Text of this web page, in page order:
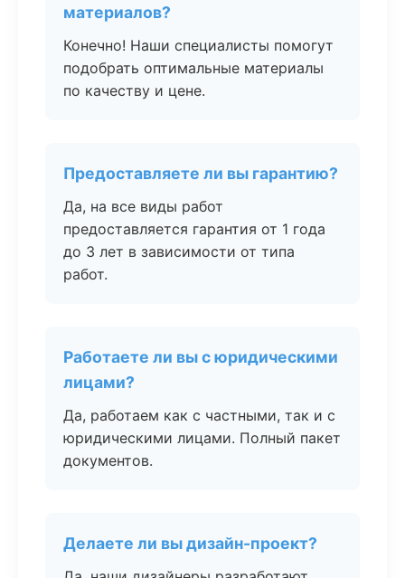
материалов?
Конечно! Наши специалисты помогут
подобрать оптимальные материалы
по качеству и цене.
Предоставляете ли вы гарантию?
Да, на все виды работ
предоставляется гарантия от 1 года
до 3 лет в зависимости от типа
работ.
Работаете ли вы с юридическими
лицами?
Да, работаем как с частными, так и с
юридическими лицами. Полный пакет
документов.
Делаете ли вы дизайн-проект?